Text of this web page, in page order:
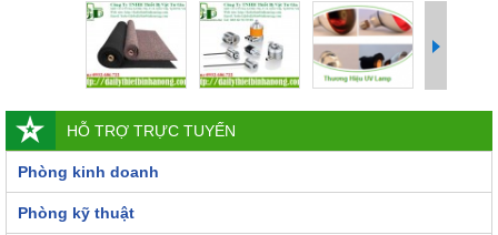
HỖ TRỢ TRỰC TUYẾN
Phòng kinh doanh
Phòng kỹ thuật